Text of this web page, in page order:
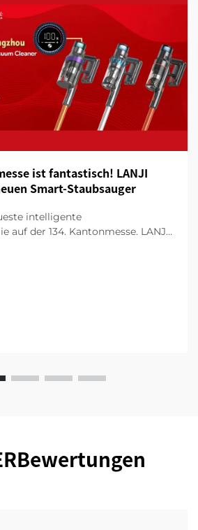
ist fantastisch! LANJI
Smart-Staubsauger
intelligente
auf der 134. Kantonmesse. LANJI